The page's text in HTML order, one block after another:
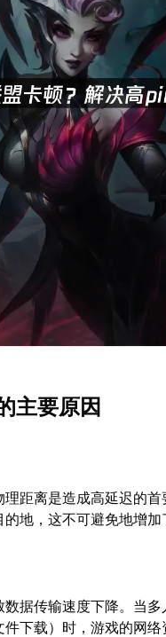
主要原因
距离是造成高延迟的
地，这不可避免地增加
据传输速度下降。当
下载）时，游戏的网